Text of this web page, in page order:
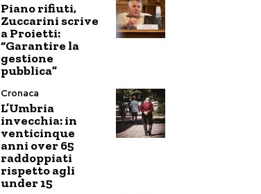
Piano rifiuti,
Zuccarini scrive
a Proietti:
“Garantire la
gestione
pubblica”
Cronaca
L’Umbria
invecchia: in
venticinque
anni over 65
raddoppiati
rispetto agli
under 15